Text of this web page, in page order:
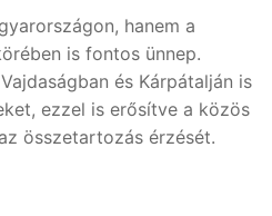
hanem a
is fontos ünnep.
és Kárpátalján is
ezzel is erősítve a közös
összetartozás érzését.